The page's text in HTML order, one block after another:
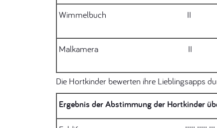
Wimmelbuch II
Malkamera II
Die Hortkinder bewerten ihre Lieblingsapps
Ergebnis der Abstimmung der Hortkinder